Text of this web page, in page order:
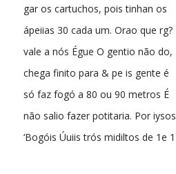
gar os cartuchos, pois tinhan os
ápeiias 30 cada um. Orao que rg?
vale a nós Égue O gentio não do,
chega finito para & pe is gente é
só faz fogó a 80 ou 90 metros É
não salio fazer potitaria. Por iysos
‘Bogóis Úuiis trós midiltos de 1e 1